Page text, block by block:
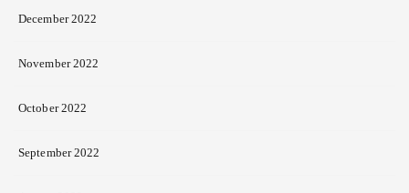
December 2022
November 2022
October 2022
September 2022